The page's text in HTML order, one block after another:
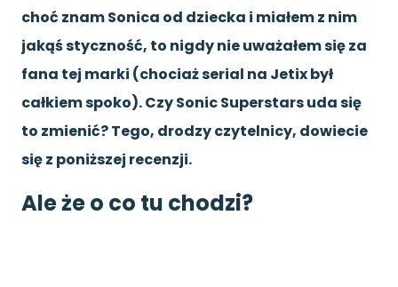
choć znam Sonica od dziecka i miałem z nim
jakąś styczność, to nigdy nie uważałem się za
fana tej marki (chociaż serial na Jetix był
całkiem spoko). Czy Sonic Superstars uda się
to zmienić? Tego, drodzy czytelnicy, dowiecie
się z poniższej recenzji.
Ale że o co tu chodzi?